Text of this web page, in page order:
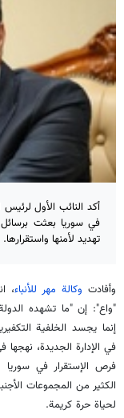
أكد النائب الأول لرئيس
في سوريا بعثت برسائل
تهديد لأمنها واستقرارها.
وأفادت وكالة مهر للأنباء،
"واع": إن "ما تشهده
إنما يجسد الخلفية
في الإدارة الجديدة،
فرص الإستقرار في
الكثير من المجموعات
لحياة حرة كريمة.